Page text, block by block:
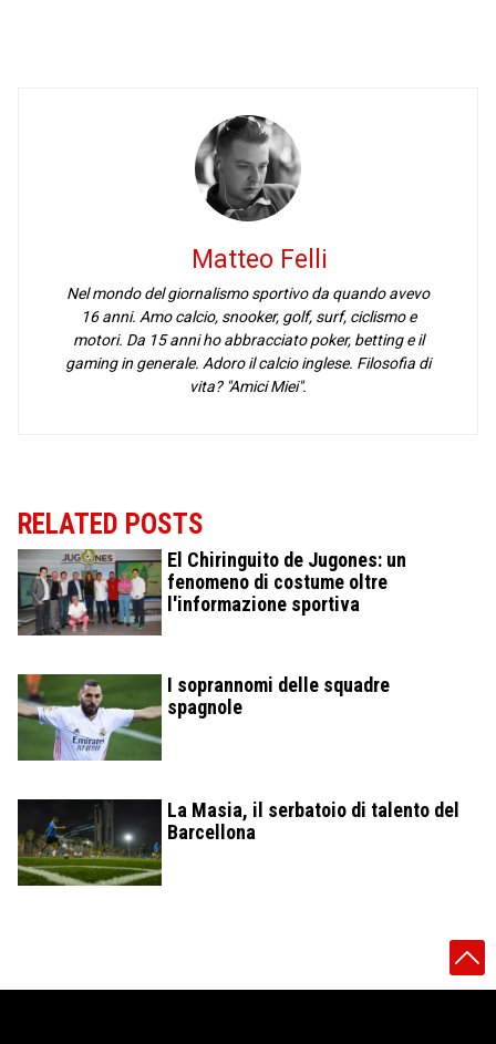
Matteo Felli
Nel mondo del giornalismo sportivo da quando avevo
16 anni. Amo calcio, snooker, golf, surf, ciclismo e
motori. Da 15 anni ho abbracciato poker, betting e il
gaming in generale. Adoro il calcio inglese. Filosofia di
vita? "Amici Miei".
RELATED POSTS
El Chiringuito de Jugones: un
fenomeno di costume oltre
l'informazione sportiva
I soprannomi delle squadre
spagnole
La Masia, il serbatoio di talento del
Barcellona